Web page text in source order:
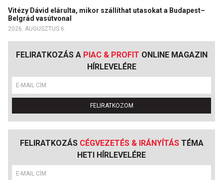
Vitézy Dávid elárulta, mikor szállíthat utasokat a Budapest–
Belgrád vasútvonal
2026. AUGUSZTUS 6.
FELIRATKOZÁS A PIAC & PROFIT ONLINE MAGAZIN
HÍRLEVELÉRE
FELIRATKOZOM
FELIRATKOZÁS CÉGVEZETÉS & IRÁNYÍTÁSTÉMA
HETI HÍRLEVELÉRE